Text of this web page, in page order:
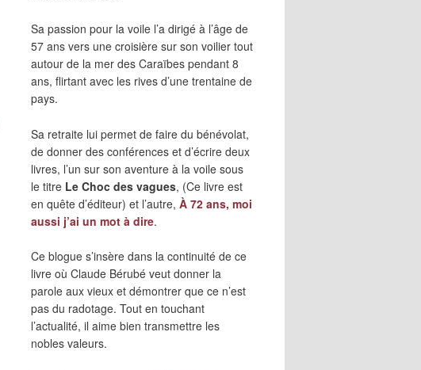
Sa passion pour la voile l’a dirigé à l’âge de
57 ans vers une croisière sur son voilier tout
autour de la mer des Caraïbes pendant 8
ans, flirtant avec les rives d’une trentaine de
pays.
Sa retraite lui permet de faire du bénévolat,
de donner des conférences et d’écrire deux
livres, l’un sur son aventure à la voile sous
le titre Le Choc des vagues, (Ce livre est
en quête d’éditeur) et l’autre, À 72 ans, moi
aussi j’ai un mot à dire.
Ce blogue s’insère dans la continuité de ce
livre où Claude Bérubé veut donner la
parole aux vieux et démontrer que ce n’est
pas du radotage. Tout en touchant
l’actualité, il aime bien transmettre les
nobles valeurs.